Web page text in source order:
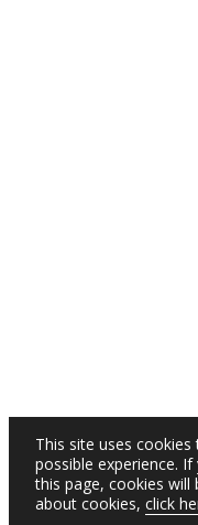
This site uses
possible experience.
this page, cookies
about cookies, click